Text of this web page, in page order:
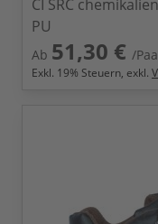
CI SRC
PU
Ab 51,30 € /
Exkl. 19% Steuern, exkl.